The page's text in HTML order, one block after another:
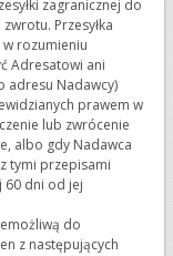
zagranicznej do
Przesyłka
rozumieniu
Adresatowi ani
adresu Nadawcy)
prawem w
lub zwrócenie
albo gdy Nadawca
tymi przepisami
60 dni od jej
do
z następujących